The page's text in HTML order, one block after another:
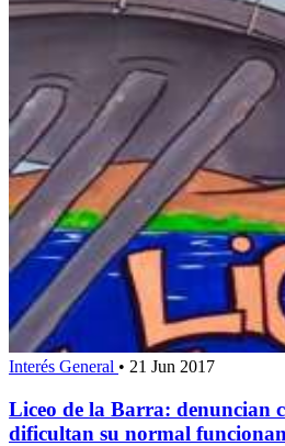
Interés General • 21 Jun 2017
Liceo de la Barra: denuncian
dificultan su normal